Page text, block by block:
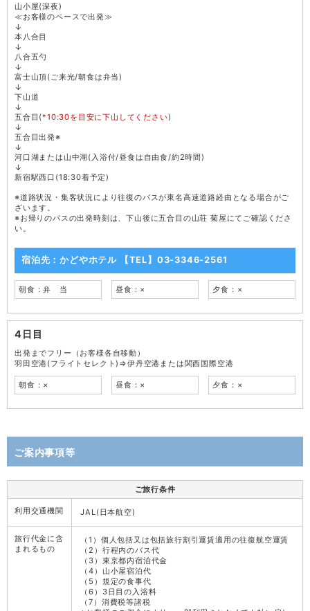
山小屋(深夜)
≪お客様のペースで出発≫
↓
本八合目
↓
八合五勺
↓
富士山頂(ご来光/朝食は弁当)
↓
下山道
↓
五合目(*10:30を目安に下山してください)
↓
五合目出発※
↓
河口湖または山中湖(入浴付/昼食は自由食/約2時間)
↓
新宿駅西口(18:30着予定)
※道路状況・集客状況により往復のバスが東名高速道路経由となる場合がご
ざいます。
※お帰りのバスの出発時刻は、下山後に五合目の山荘 菊屋にてご確認くださ
い。
宿泊先：かどやホテル 【TEL】03-3346-2561
朝食：弁 当 昼食：× 夕食：×
4日目
出発までフリー（お客様各自移動）
羽田空港(フライトセレクト)⇒伊丹空港または関西国際空港
朝食：× 昼食：× 夕食：×
ご案内事項等
ご旅行条件
利用交通機関 JAL(日本航空)
旅行代金に含
まれるもの
（1）個人包括又は包括旅行割引運賃適用の往復航空運賃
（2）行程内のバス代
（3）東京都内宿泊代金
（4）山小屋宿泊代
（5）規定の食事代
（6）3日目の入浴料
（7）消費税等諸税